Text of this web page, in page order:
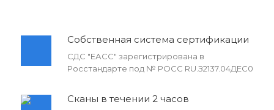
Собственная система сертификации
СДС "ЕАСС" зарегистрирована в
Росстандарте под № РОСС RU.З2137.04ДЕС0
Сканы в течении 2 часов